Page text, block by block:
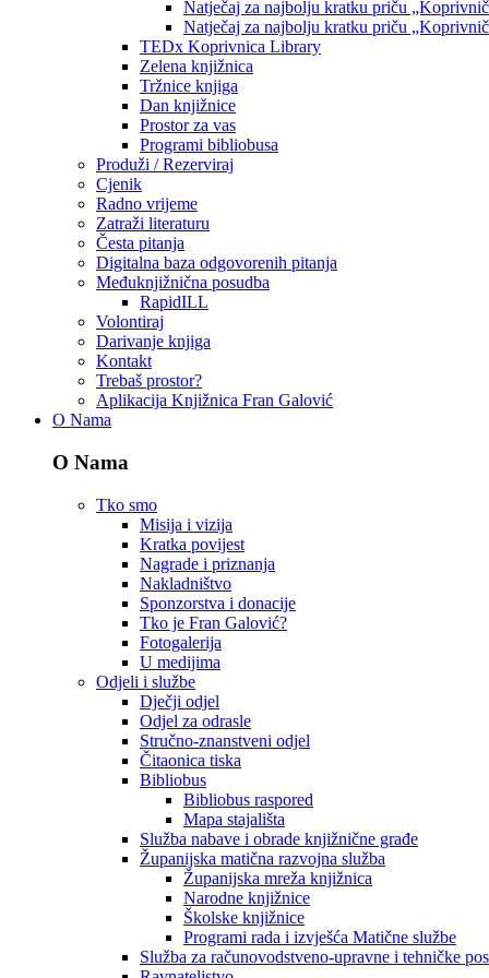
Natječaj za najbolju kratku priču
Natječaj za najbolju kratku priču
TEDx Koprivnica Library
Zelena knjižnica
Tržnice knjiga
Dan knjižnice
Prostor za vas
Programi bibliobusa
Produži / Rezerviraj
Cjenik
Radno vrijeme
Zatraži literaturu
Česta pitanja
Digitalna baza odgovorenih pitanja
Međuknjižnična posudba
RapidILL
Volontiraj
Darivanje knjiga
Kontakt
Trebaš prostor?
Aplikacija Knjižnica Fran Galović
O Nama
O Nama
Tko smo
Misija i vizija
Kratka povijest
Nagrade i priznanja
Nakladništvo
Sponzorstva i donacije
Tko je Fran Galović?
Fotogalerija
U medijima
Odjeli i službe
Dječji odjel
Odjel za odrasle
Stručno-znanstveni odjel
Čitaonica tiska
Bibliobus
Bibliobus raspored
Mapa stajališta
Služba nabave i obrade knjižnične građe
Županijska matična razvojna služba
Županijska mreža knjižnica
Narodne knjižnice
Školske knjižnice
Programi rada i izvješća Matične službe
Služba za računovodstveno-upravne i tehničke